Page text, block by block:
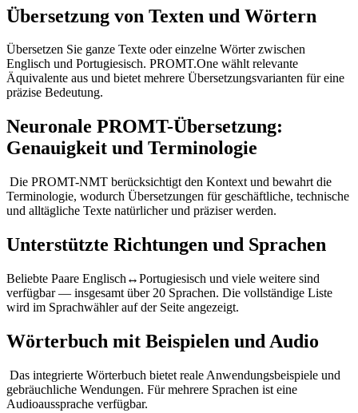
Übersetzung von Texten und Wörtern
Übersetzen Sie ganze Texte oder einzelne Wörter zwischen
Englisch und Portugiesisch. PROMT.One wählt relevante
Äquivalente aus und bietet mehrere Übersetzungsvarianten für eine
präzise Bedeutung.
Neuronale PROMT-Übersetzung:
Genauigkeit und Terminologie
Die PROMT-NMT berücksichtigt den Kontext und bewahrt die
Terminologie, wodurch Übersetzungen für geschäftliche, technische
und alltägliche Texte natürlicher und präziser werden.
Unterstützte Richtungen und Sprachen
Beliebte Paare Englisch↔Portugiesisch und viele weitere sind
verfügbar — insgesamt über 20 Sprachen. Die vollständige Liste
wird im Sprachwähler auf der Seite angezeigt.
Wörterbuch mit Beispielen und Audio
Das integrierte Wörterbuch bietet reale Anwendungsbeispiele und
gebräuchliche Wendungen. Für mehrere Sprachen ist eine
Audioaussprache verfügbar.